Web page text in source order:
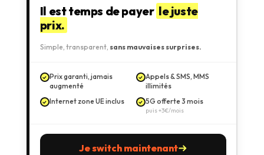
Il est temps de payer le juste
prix.
Simple, transparent, sans mauvaises surprises.
Prix garanti, jamais
augmenté
Appels & SMS, MMS
illimités
Internet zone UE inclus
5G offerte 3 mois
puis +3€/mois
Je switch maintenant